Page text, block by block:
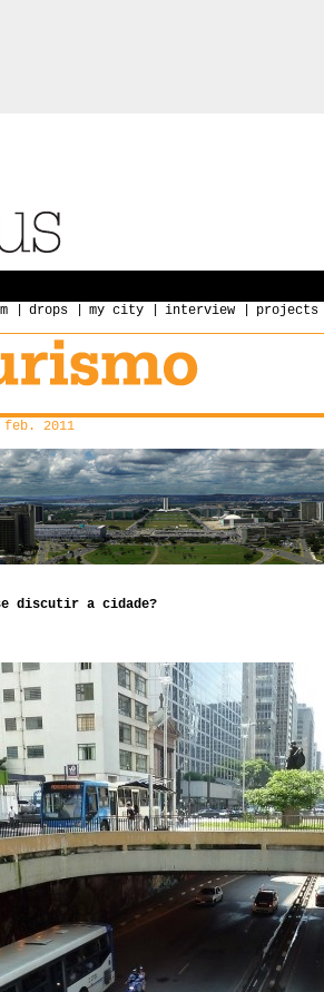
drops my city interview projects
2011
discutir a cidade?